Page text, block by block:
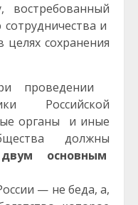
востребованный
и
сохранения
проведении
Российской
органы и иные
должны
основным
— не беда, а,